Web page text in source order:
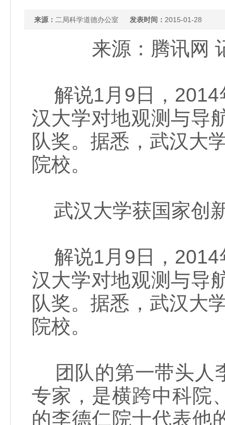
来源： 二局科学道德办公室 发表时间： 2015-01-28
来源：腾讯网
解说1月9日，2014
汉大学对地观测与导
队奖。据悉，武汉大
院校。
武汉大学获国家创
解说1月9日，2014
汉大学对地观测与导
队奖。据悉，武汉大
院校。
团队的第一带头人
专家，是横跨中科院
的李德仁院士代表他